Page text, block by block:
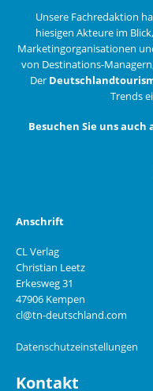
Unsere Fachredaktion
hiesigen Akteure im
Marketingorganisationen
von Destinations-
Der
Trends
Besuchen Sie uns
Anschrift
CL Verlag
Christian Leetz
Erkesweg 31
47906 Kempen
cl@tn-deutschland.com
Datenschutzeinstellungen
Kontakt